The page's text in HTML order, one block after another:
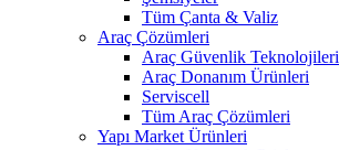
Tüm Çanta & Valiz
Araç Çözümleri
Araç Güvenlik Teknolojileri
Araç Donanım Ürünleri
Serviscell
Tüm Araç Çözümleri
Yapı Market Ürünleri